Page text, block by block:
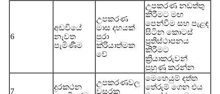
6
අඩවියේ
නැවත
පැමිණීම
උපකරණ
මාස දහයක්
පුරා
ක්රියාත්මක
වේ
උපකරණ නඩත්තු
කිරීමට මඟ
පෙන්වීම සහ පැළඳ
සිටින කොටස්
ප්‍රතිස්ථාපනය
කිරීමට
ක්‍රියාකරුවන්
පුහුණු කරන්න
7
දුරකථන
උපකරණවල
වසරක
මෙහෙයුම් දත්ත
තේරුම් ගෙන එය